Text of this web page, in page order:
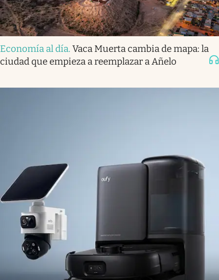
Economía al día. Vaca Muerta cambia de mapa: la
ciudad que empieza a reemplazar a Añelo